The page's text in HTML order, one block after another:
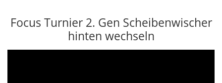
Focus Turnier 2. Gen Scheibenwischer
hinten wechseln